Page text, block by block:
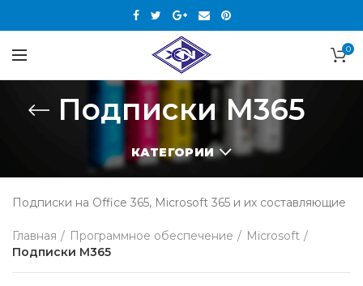
0
Подписки М365
КАТЕГОРИИ
Подписки на Office 365, Microsoft 365 и их составляющие
Главная Программное обеспечение
Microsoft
Подписки М365